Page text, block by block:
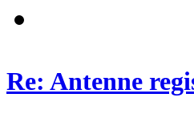
Re: Antenne